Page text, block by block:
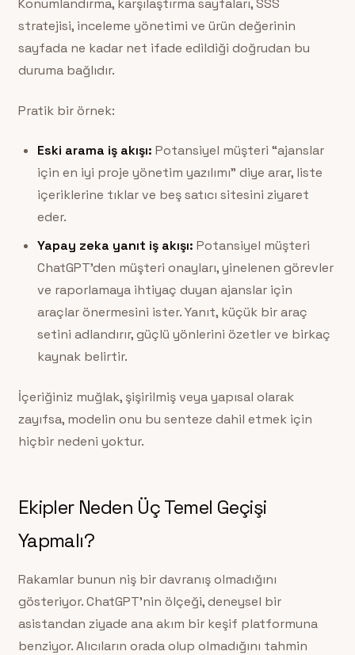
Konumlandırma, karşılaştırma sayfaları, SSS
stratejisi, inceleme yönetimi ve ürün değerinin
sayfada ne kadar net ifade edildiği doğrudan bu
duruma bağlıdır.
Pratik bir örnek:
Eski arama iş akışı: Potansiyel müşteri “ajanslar
için en iyi proje yönetim yazılımı” diye arar, liste
içeriklerine tıklar ve beş satıcı sitesini ziyaret
eder.
Yapay zeka yanıt iş akışı: Potansiyel müşteri
ChatGPT’den müşteri onayları, yinelenen görevler
ve raporlamaya ihtiyaç duyan ajanslar için
araçlar önermesini ister. Yanıt, küçük bir araç
setini adlandırır, güçlü yönlerini özetler ve birkaç
kaynak belirtir.
İçeriğiniz muğlak, şişirilmiş veya yapısal olarak
zayıfsa, modelin onu bu senteze dahil etmek için
hiçbir nedeni yoktur.
Ekipler Neden Üç Temel Geçişi
Yapmalı?
Rakamlar bunun niş bir davranış olmadığını
gösteriyor. ChatGPT’nin ölçeği, deneysel bir
asistandan ziyade ana akım bir keşif platformuna
benziyor. Alıcıların orada olup olmadığını tahmin